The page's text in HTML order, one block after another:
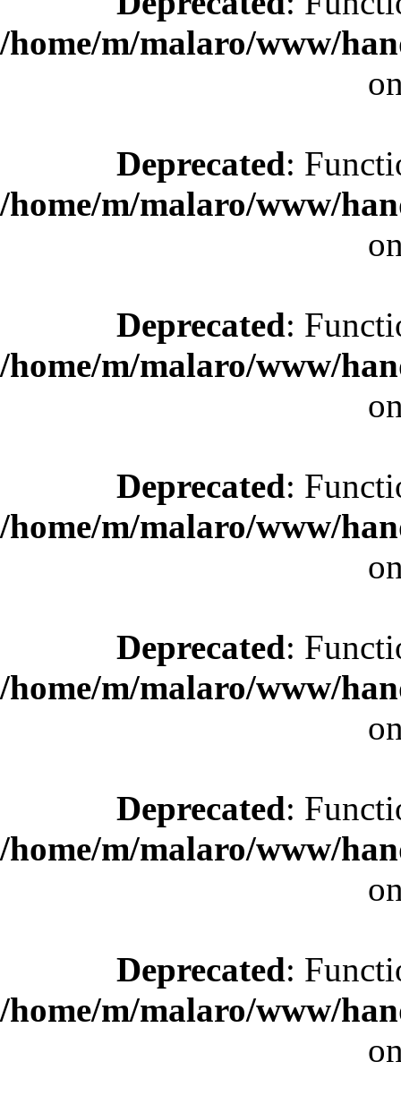
/home/m/malaro/www/
Deprecated:
/home/m/malaro/www/
Deprecated:
/home/m/malaro/www/
Deprecated:
/home/m/malaro/www/
Deprecated:
/home/m/malaro/www/
Deprecated:
/home/m/malaro/www/
Deprecated:
/home/m/malaro/www/